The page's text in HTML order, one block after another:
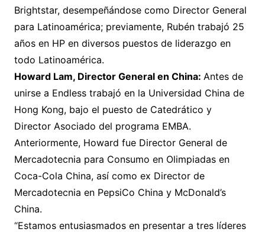
Brightstar, desempeñándose como Director General
para Latinoamérica; previamente, Rubén trabajó 25
años en HP en diversos puestos de liderazgo en
todo Latinoamérica.
Howard Lam, Director General en China: Antes de
unirse a Endless trabajó en la Universidad China de
Hong Kong, bajo el puesto de Catedrático y
Director Asociado del programa EMBA.
Anteriormente, Howard fue Director General de
Mercadotecnia para Consumo en Olimpiadas en
Coca-Cola China, así como ex Director de
Mercadotecnia en PepsiCo China y McDonald’s
China.
“Estamos entusiasmados en presentar a tres líderes